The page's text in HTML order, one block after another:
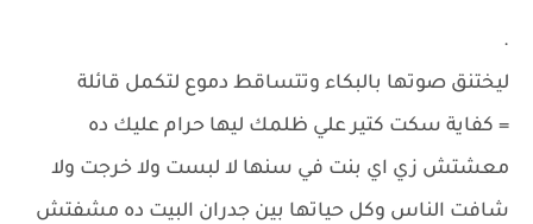
.
ليختنق صوتها بالبكاء وتتساقط دموع لتكمل قائلة
= كفاية سكت كتير علي ظلمك ليها حرام عليك ده
معشتش زي اي بنت في سنها لا لبست ولا خرجت ولا
شافت الناس وكل حياتها بين جدران البيت ده مشفتش